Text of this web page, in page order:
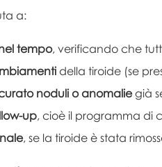
a:
tempo, verificando che
della tiroide (se
noduli o anomalie già
up, cioè il programma di
, se la tiroide è stata